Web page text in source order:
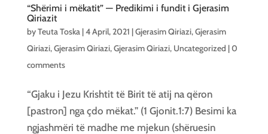
“Shërimi i mëkatit” — Predikimi i fundit i Gjerasim
Qiriazit
byTeuta Toska|4 April, 2021 |Gjerasim Qiriazi,Gjerasim
Qiriazi,Gjerasim Qiriazi,Gjerasim Qiriazi, Uncategorized |0
comments
“Gjaku i Jezu Krishtit të Birit të atij na qëron
[pastron] nga çdo mëkat.” (1 Gjonit.1:7) Besimi ka
ngjashmëri të madhe me mjekun (shëruesin